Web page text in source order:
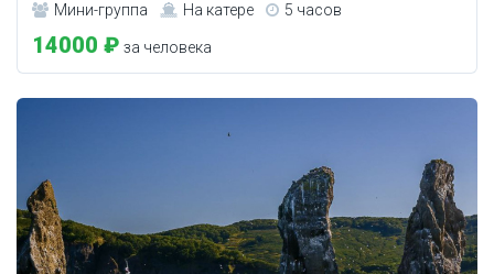
Мини-группа На катере 5 часов
14000 ₽ за человека